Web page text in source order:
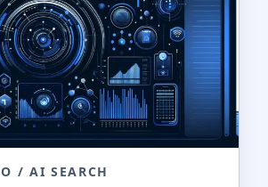
/ AI SEARCH